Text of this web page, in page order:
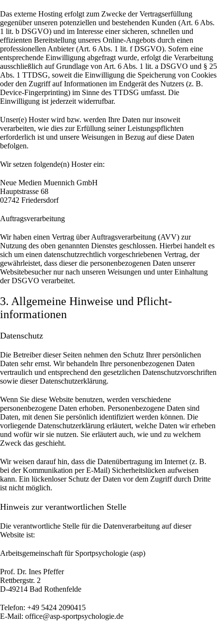
Das externe Hosting erfolgt zum Zwecke der Vertragserfüllung
gegenüber unseren potenziellen und bestehenden Kunden (Art. 6 Abs.
1 lit. b DSGVO) und im Interesse einer sicheren, schnellen und
effizienten Bereitstellung unseres Online-Angebots durch einen
professionellen Anbieter (Art. 6 Abs. 1 lit. f DSGVO). Sofern eine
entsprechende Einwilligung abgefragt wurde, erfolgt die Verarbeitung
ausschließlich auf Grundlage von Art. 6 Abs. 1 lit. a DSGVO und § 25
Abs. 1 TTDSG, soweit die Einwilligung die Speicherung von Cookies
oder den Zugriff auf Informationen im Endgerät des Nutzers (z. B.
Device-Fingerprinting) im Sinne des TTDSG umfasst. Die
Einwilligung ist jederzeit widerrufbar.
Unser(e) Hoster wird bzw. werden Ihre Daten nur insoweit
verarbeiten, wie dies zur Erfüllung seiner Leistungspflichten
erforderlich ist und unsere Weisungen in Bezug auf diese Daten
befolgen.
Wir setzen folgende(n) Hoster ein:
Neue Medien Muennich GmbH
Hauptstrasse 68
02742 Friedersdorf
Auftragsverarbeitung
Wir haben einen Vertrag über Auftragsverarbeitung (AVV) zur
Nutzung des oben genannten Dienstes geschlossen. Hierbei handelt es
sich um einen datenschutzrechtlich vorgeschriebenen Vertrag, der
gewährleistet, dass dieser die personenbezogenen Daten unserer
Websitebesucher nur nach unseren Weisungen und unter Einhaltung
der DSGVO verarbeitet.
3. Allgemeine Hinweise und Pflicht­
informationen
Datenschutz
Die Betreiber dieser Seiten nehmen den Schutz Ihrer persönlichen
Daten sehr ernst. Wir behandeln Ihre personenbezogenen Daten
vertraulich und entsprechend den gesetzlichen Datenschutzvorschriften
sowie dieser Datenschutzerklärung.
Wenn Sie diese Website benutzen, werden verschiedene
personenbezogene Daten erhoben. Personenbezogene Daten sind
Daten, mit denen Sie persönlich identifiziert werden können. Die
vorliegende Datenschutzerklärung erläutert, welche Daten wir erheben
und wofür wir sie nutzen. Sie erläutert auch, wie und zu welchem
Zweck das geschieht.
Wir weisen darauf hin, dass die Datenübertragung im Internet (z. B.
bei der Kommunikation per E-Mail) Sicherheitslücken aufweisen
kann. Ein lückenloser Schutz der Daten vor dem Zugriff durch Dritte
ist nicht möglich.
Hinweis zur verantwortlichen Stelle
Die verantwortliche Stelle für die Datenverarbeitung auf dieser
Website ist:
Arbeitsgemeinschaft für Sportpsychologie (asp)
Prof. Dr. Ines Pfeffer
Rettbergstr. 2
D-49214 Bad Rothenfelde
Telefon: +49 5424 2090415
E-Mail: office@asp-sportpsychologie.de